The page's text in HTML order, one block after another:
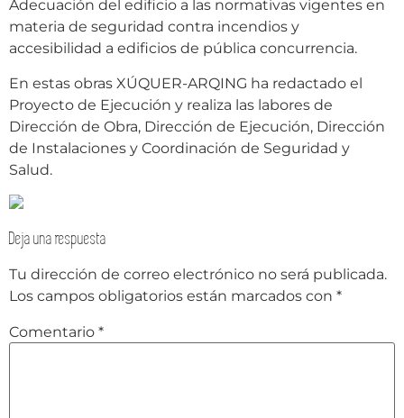
Adecuación del edificio a las normativas vigentes en
materia de seguridad contra incendios y
accesibilidad a edificios de pública concurrencia.
En estas obras XÚQUER-ARQING ha redactado el
Proyecto de Ejecución y realiza las labores de
Dirección de Obra, Dirección de Ejecución, Dirección
de Instalaciones y Coordinación de Seguridad y
Salud.
Deja una respuesta
Tu dirección de correo electrónico no será publicada.
Los campos obligatorios están marcados con *
Comentario *